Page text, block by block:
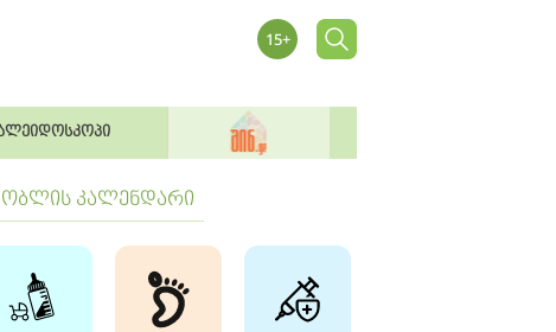
კალენდარი